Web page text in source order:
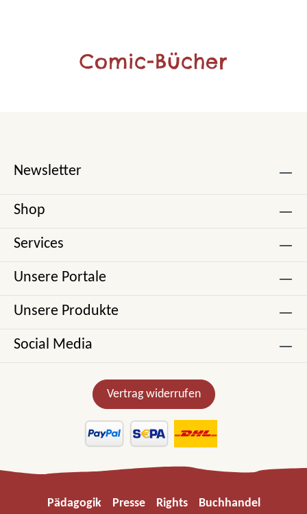
Comic-Bücher
Newsletter
Shop
Services
Unsere Portale
Unsere Produkte
Social Media
Vertrag widerrufen
Pädagogik Presse Rights Buchhandel